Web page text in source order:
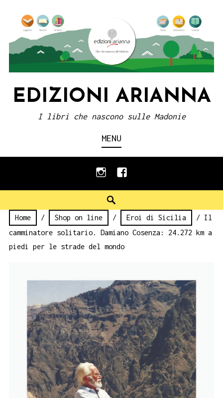
content
EDIZIONI ARIANNA
I libri che nascono sulle Madonie
MENU
instagramfacebook
Home / Shop on line / Eroi di Sicilia
/ Il
camminatore solitario. Damiano Cosenza: 24.272 km a
piedi per le strade del mondo